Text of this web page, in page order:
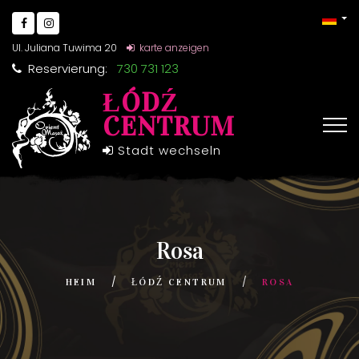
Ul. Juliana Tuwima 20 karte anzeigen
Reservierung: 730 731 123
ŁÓDŹ
CENTRUM
Stadt wechseln
Rosa
HEIM ŁÓDŹ CENTRUM ROSA